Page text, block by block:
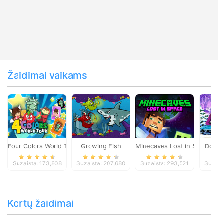
Žaidimai vaikams
Four Colors World Tour
Suzaista: 173,808
Growing Fish
Suzaista: 207,680
Minecaves Lost in Space
Suzaista: 293,521
Kortų žaidimai